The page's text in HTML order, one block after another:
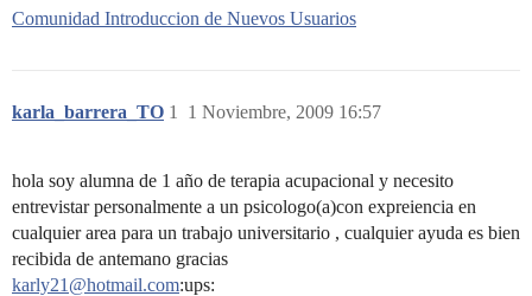
Comunidad Introduccion de Nuevos Usuarios
karla_barrera_TO 1 Noviembre, 2009 16:57
1
hola soy alumna de 1 año de terapia acupacional y necesito
entrevistar personalmente a un psicologo(a)con expreiencia en
cualquier area para un trabajo universitario , cualquier ayuda es bien
recibida de antemano gracias
karly21@hotmail.com:ups: